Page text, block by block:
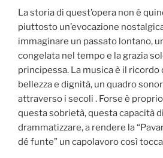
La storia di quest’opera non è
piuttosto un’evocazione
immaginare un passato lontano,
congelata nel tempo e la grazia
principessa. La musica è il
bellezza e dignità, un quadro
attraverso i secoli . Forse è
questa sobrietà, questa capacità
drammatizzare, a rendere la
dé funte” un capolavoro così